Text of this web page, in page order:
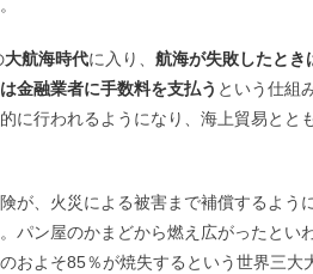
大航海時代に入り、 航海が失敗したとき
金融業者に手数料を支払う という仕組
に行われるようになり、海上貿易とと
が、火災による被害まで補償するよう
パン屋のかまどから燃え広がったとい
およそ85％が焼失するという世界三大